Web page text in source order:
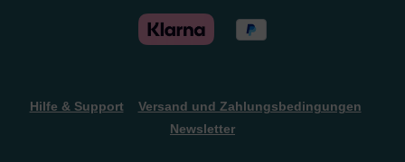
Hilfe & Support
Versand und Zahlungsbedingungen
Newsletter